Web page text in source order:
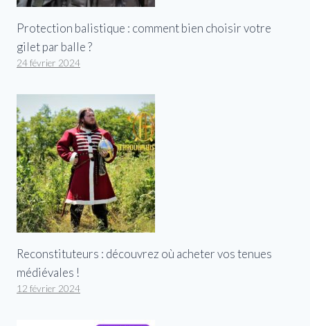
Protection balistique : comment bien choisir votre
gilet par balle ?
24 février 2024
Reconstituteurs : découvrez où acheter vos tenues
médiévales !
12 février 2024